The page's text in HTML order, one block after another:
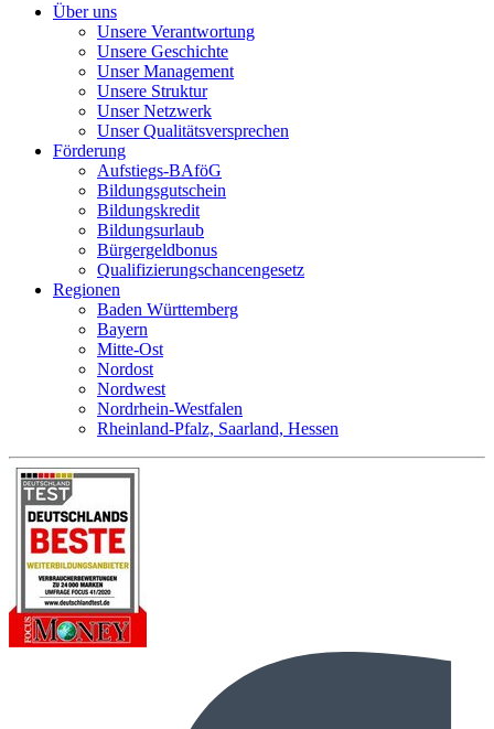
Über uns
Unsere Verantwortung
Unsere Geschichte
Unser Management
Unsere Struktur
Unser Netzwerk
Unser Qualitätsversprechen
Förderung
Aufstiegs-BAföG
Bildungsgutschein
Bildungskredit
Bildungsurlaub
Bürgergeldbonus
Qualifizierungschancengesetz
Regionen
Baden Württemberg
Bayern
Mitte-Ost
Nordost
Nordwest
Nordrhein-Westfalen
Rheinland-Pfalz, Saarland, Hessen